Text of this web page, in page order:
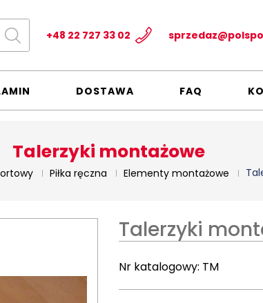
+48 22 727 33 02
DOSTAWA FAQ
Talerzyki montażowe
Piłka ręczna Elementy montażowe
Talerzyki
Nr katalogowy: TM